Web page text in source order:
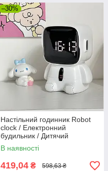
–30%
Настільний годинник Robot
clock / Електронний
будильник / Дитячий
настільний годинник
цифровий
В наявності
419,04 ₴ 598,63 ₴